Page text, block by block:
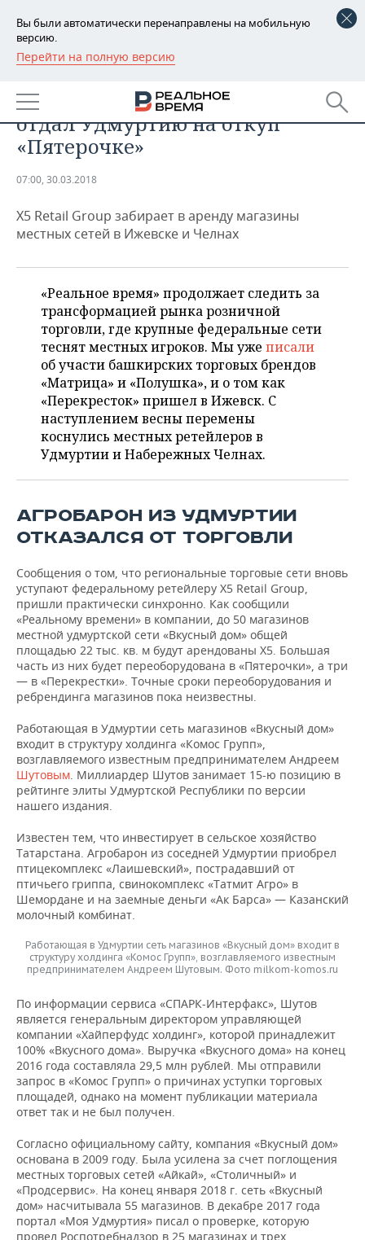
Вы были автоматически перенаправлены на мобильную
версию.
Перейти на полную версию
РЕГИОНЫ
БАШКОРТОСТАН
ТАТАРСТАН
НОВОСТИ
АНАЛИТИКА
ДЕКЛАРАЦИИ О ДОХОДАХ
КОМУ ПРИНАДЛЕЖАТ
ТОРГОВЫЕ ЦЕНТРЫ
ТАТАРСТАНА
НОВОСТИ ЭКОНОМИКИ
БЮДЖЕТ
ИНВЕСТИЦИИ
ПРОМЫШЛЕННОСТЬ
АГРОПРОМ
МАШИНОСТРОЕНИЕ
НЕФТЕХИМИЯ
НЕФТЬ
ОПК
ЭНЕРГЕТИКА
НОВОСТИ АВТО
БИЗНЕС
НОВОСТИ БИЗНЕСА
РОЗНИЧНАЯ ТОРГОВЛЯ
ТРАНСПОРТ
ТЕХНОЛОГИИ
НОВОСТИ ТЕХНОЛОГИЙ
ТЕЛЕКОММУНИКАЦИИ
МЕРОПРИЯТИЯ
НОВОСТИ МЕРОПРИЯТИЙ
БИЗНЕС-БРАНЧИ
ONLINE-КОНФЕРЕНЦИИ
ОТКРЫТАЯ ЛЕКЦИЯ
СПОРТ
ФУТБОЛ
ХОККЕЙ
БАСКЕТБОЛ
ВОЛЕЙБОЛ
КИБЕРСПОРТ
ФИГУРНОЕ КАТАНИЕ
ВОДНЫЕ ВИДЫ СПОРТА
ХОККЕЙ С МЯЧОМ
НОВОСТИ ОБЩЕСТВА
ВЛАСТЬ
ИНФРАСТРУКТУРА
ИСТОРИЯ
КУЛЬТУРА
МЕДИЦИНА
ОБРАЗОВАНИЕ
ПРОИСШЕСТВИЯ
ФОТОГАЛЕРЕЯ
СЮЖЕТЫ
СПРАВОЧНИК
СПИСОК ПЕРСОН
СПИСОК КОМПАНИЙ
ПОЛНАЯ ВЕРСИЯ
Казанский молочный король
отдал Удмуртию на откуп
«Пятерочке»
07:00, 30.03.2018
Х5 Retail Group забирает в аренду магазины
местных сетей в Ижевске и Челнах
«Реальное время» продолжает следить за
трансформацией рынка розничной
торговли, где крупные федеральные сети
теснят местных игроков. Мы уже писали
об участи башкирских торговых брендов
«Матрица» и «Полушка», и о том как
«Перекресток» пришел в Ижевск. С
наступлением весны перемены
коснулись местных ретейлеров в
Удмуртии и Набережных Челнах.
АГРОБАРОН ИЗ УДМУРТИИ
ОТКАЗАЛСЯ ОТ ТОРГОВЛИ
Сообщения о том, что региональные торговые сети вновь
уступают федеральному ретейлеру Х5 Retail Group,
пришли практически синхронно. Как сообщили
«Реальному времени» в компании, до 50 магазинов
местной удмуртской сети «Вкусный дом» общей
площадью 22 тыс. кв. м будут арендованы Х5. Большая
часть из них будет переоборудована в «Пятерочки», а три
— в «Перекрестки». Точные сроки переоборудования и
ребрендинга магазинов пока неизвестны.
Работающая в Удмуртии сеть магазинов «Вкусный дом»
входит в структуру холдинга «Комос Групп»,
возглавляемого известным предпринимателем Андреем
Шутовым. Миллиардер Шутов занимает 15-ю позицию в
рейтинге элиты Удмуртской Республики по версии
нашего издания.
Известен тем, что инвестирует в сельское хозяйство
Татарстана. Агробарон из соседней Удмуртии приобрел
птицекомплекс «Лаишевский», пострадавший от
птичьего гриппа, свинокомплекс «Татмит Агро» в
Шемордане и на заемные деньги «Ак Барса» — Казанский
молочный комбинат.
Работающая в Удмуртии сеть магазинов «Вкусный дом» входит в
структуру холдинга «Комос Групп», возглавляемого известным
предпринимателем Андреем Шутовым. Фото milkom-komos.ru
По информации сервиса «СПАРК-Интерфакс», Шутов
является генеральным директором управляющей
компании «Хайперфудс холдинг», которой принадлежит
100% «Вкусного дома». Выручка «Вкусного дома» на конец
2016 года составляла 29,5 млн рублей. Мы отправили
запрос в «Комос Групп» о причинах уступки торговых
площадей, однако на момент публикации материала
ответ так и не был получен.
Согласно официальному сайту, компания «Вкусный дом»
основана в 2009 году. Была усилена за счет поглощения
местных торговых сетей «Айкай», «Столичный» и
«Продсервис». На конец января 2018 г. сеть «Вкусный
дом» насчитывала 55 магазинов. В декабре 2017 года
портал «Моя Удмуртия» писал о проверке, которую
провел Роспотребнадзор в 25 магазинах и трех